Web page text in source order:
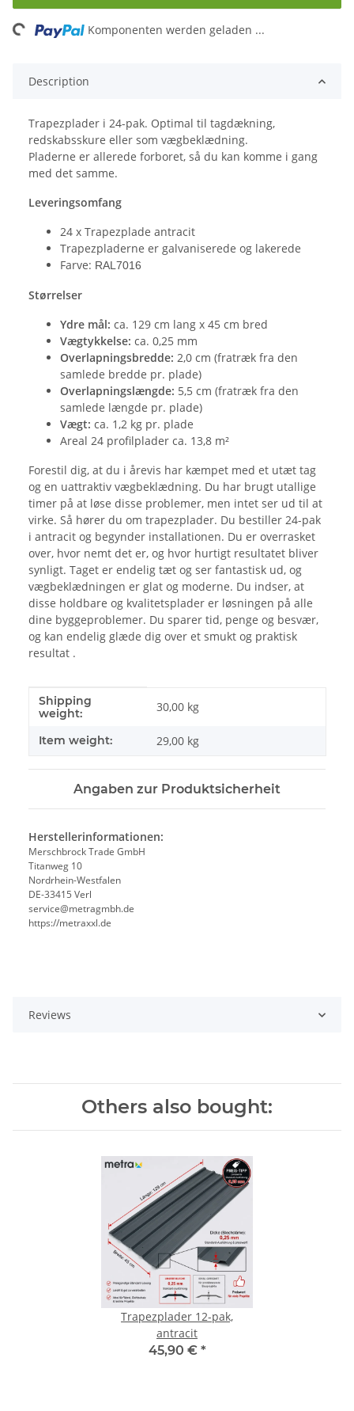
Komponenten werden geladen ...
Description
Trapezplader i 24-pak. Optimal til tagdækning,
redskabsskure eller som vægbeklædning.
Pladerne er allerede forboret, så du kan komme i gang
med det samme.
Leveringsomfang
24 x Trapezplade antracit
Trapezpladerne er galvaniserede og lakerede
Farve: RAL7016
Størrelser
Ydre mål: ca. 129 cm lang x 45 cm bred
Vægtykkelse: ca. 0,25 mm
Overlapningsbredde: 2,0 cm (fratræk fra den
samlede bredde pr. plade)
Overlapningslængde: 5,5 cm (fratræk fra den
samlede længde pr. plade)
Vægt: ca. 1,2 kg pr. plade
Areal 24 profilplader ca. 13,8 m²
Forestil dig, at du i årevis har kæmpet med et utæt tag
og en uattraktiv vægbeklædning. Du har brugt utallige
timer på at løse disse problemer, men intet ser ud til at
virke. Så hører du om trapezplader. Du bestiller 24-pak
i antracit og begynder installationen. Du er overrasket
over, hvor nemt det er, og hvor hurtigt resultatet bliver
synligt. Taget er endelig tæt og ser fantastisk ud, og
vægbeklædningen er glat og moderne. Du indser, at
disse holdbare og kvalitetsplader er løsningen på alle
dine byggeproblemer. Du sparer tid, penge og besvær,
og kan endelig glæde dig over et smukt og praktisk
resultat .
#productDetails.itemInformation#
#productDetails.itemValue#
Shipping
weight:
30,00 kg
Item weight: 29,00 kg
Angaben zur Produktsicherheit
Herstellerinformationen:
Merschbrock Trade GmbH
Titanweg 10
Nordrhein-Westfalen
DE-33415 Verl
service@metragmbh.de
https://metraxxl.de
Reviews
Others also bought:
Trapezplader 12-pak,
antracit
45,90 € *